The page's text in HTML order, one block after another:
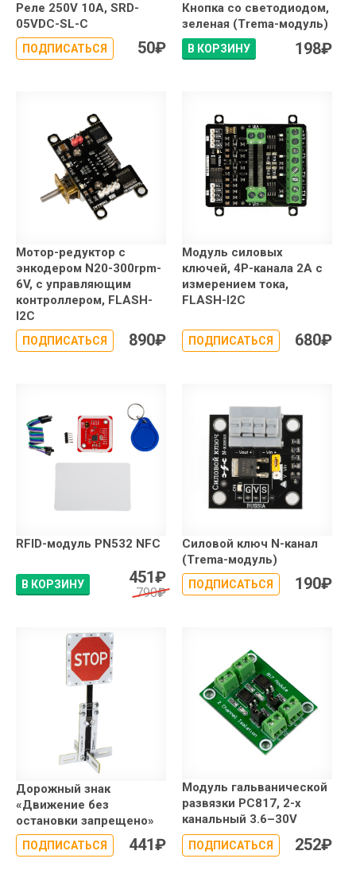
Реле 250V 10A, SRD-
05VDC-SL-C
ПОДПИСАТЬСЯ 50₽
Кнопка со светодиодом,
зеленая (Trema-модуль)
В КОРЗИНУ 198₽
Мотор-редуктор с
энкодером N20-300rpm-
6V, с управляющим
контроллером, FLASH-
I2C
ПОДПИСАТЬСЯ 890₽
Модуль силовых
ключей, 4P-канала 2А с
измерением тока,
FLASH-I2C
ПОДПИСАТЬСЯ 680₽
RFID-модуль PN532 NFC
В КОРЗИНУ 451₽
790₽
Силовой ключ N-канал
(Trema-модуль)
ПОДПИСАТЬСЯ 190₽
Дорожный знак
«Движение без
остановки запрещено»
ПОДПИСАТЬСЯ 441₽
Модуль гальванической
развязки PC817, 2-х
канальный 3.6–30V
ПОДПИСАТЬСЯ 252₽